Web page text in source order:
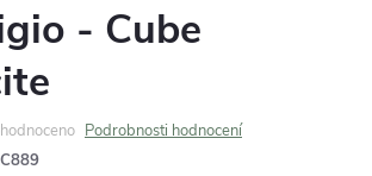
- Cube
Podrobnosti hodnocení